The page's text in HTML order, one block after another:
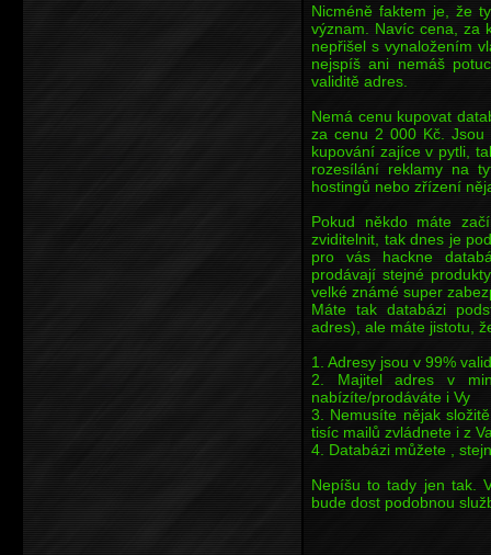
Nicméně faktem je, že
význam. Navíc cena, za
nepřišel s vynaložením
nejspíš ani nemáš
validitě adres.
Nemá cenu kupovat
za cenu 2 000 Kč. Jsou
kupování zajíce v pytli,
rozesílání reklamy na
hostingů nebo zřízení
Pokud někdo máte
zviditelnit, tak dnes je
pro vás hackne
prodávají stejné
velké známé super
Máte tak databázi
adres), ale máte jistotu,
1. Adresy jsou v 99%
2. Majitel adres v
nabízíte/prodáváte i Vy
3. Nemusíte nějak
tisíc mailů zvládnete i z
4. Databázi můžete ,
Nepíšu to tady jen tak.
bude dost podobnou